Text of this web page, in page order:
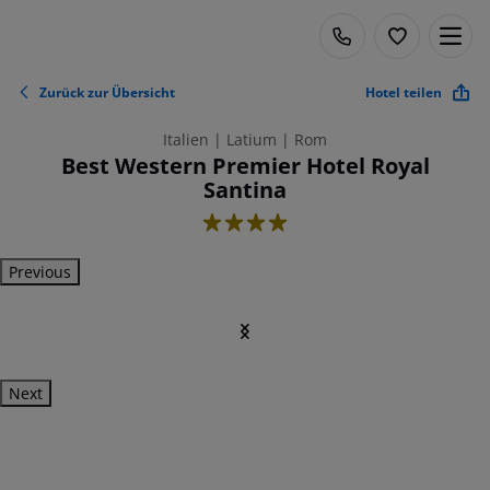
Zurück zur Übersicht Hotel teilen
Italien | Latium | Rom
Best Western Premier Hotel Royal
Santina
4
Previous
Next